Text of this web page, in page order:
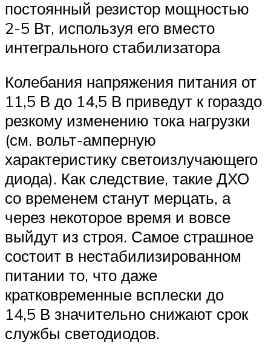
постоянный резистор мощностью
2-5 Вт, используя его вместо
интегрального стабилизатора
Колебания напряжения питания от
11,5 В до 14,5 В приведут к гораздо
резкому изменению тока нагрузки
(см. вольт-амперную
характеристику светоизлучающего
диода). Как следствие, такие ДХО
со временем станут мерцать, а
через некоторое время и вовсе
выйдут из строя. Самое страшное
состоит в нестабилизированном
питании то, что даже
кратковременные всплески до
14,5 В значительно снижают срок
службы светодиодов.